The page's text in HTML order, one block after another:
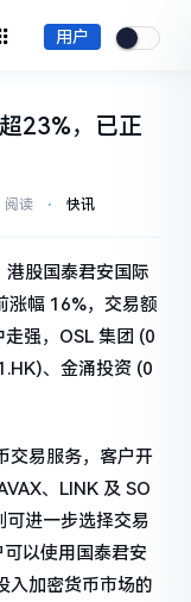
用户
23%，已正
阅读 ⋅ 快讯
港股国泰君安国际
涨幅 16%，交易额
强，OSL 集团 (0
、金涌投资 (0
交易服务，客户开
、LINK 及 SO
可进一步选择交易
以使用国泰君安
入加密货币市场的